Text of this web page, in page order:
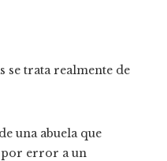
se trata realmente de
una abuela que
por error a un